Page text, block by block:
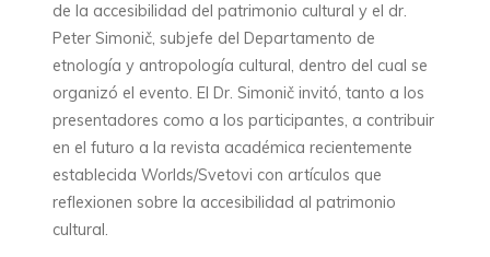
de la accesibilidad del patrimonio cultural y el dr.
Peter Simonič, subjefe del Departamento de
etnología y antropología cultural, dentro del cual se
organizó el evento. El Dr. Simonič invitó, tanto a los
presentadores como a los participantes, a contribuir
en el futuro a la revista académica recientemente
establecida Worlds/Svetovi con artículos que
reflexionen sobre la accesibilidad al patrimonio
cultural.